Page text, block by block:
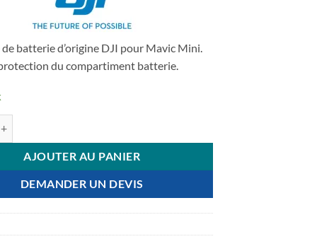
€ 3,90.
est :
€ 3,32.
batterie d’origine DJI pour Mavic Mini.
du compartiment batterie.
AJOUTER AU PANIER
DEMANDER UN DEVIS